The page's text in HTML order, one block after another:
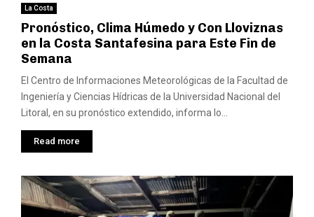
La Costa
Pronóstico, Clima Húmedo y Con Lloviznas
en la Costa Santafesina para Este Fin de
Semana
El Centro de Informaciones Meteorológicas de la Facultad de
Ingeniería y Ciencias Hídricas de la Universidad Nacional del
Litoral, en su pronóstico extendido, informa lo...
Read more